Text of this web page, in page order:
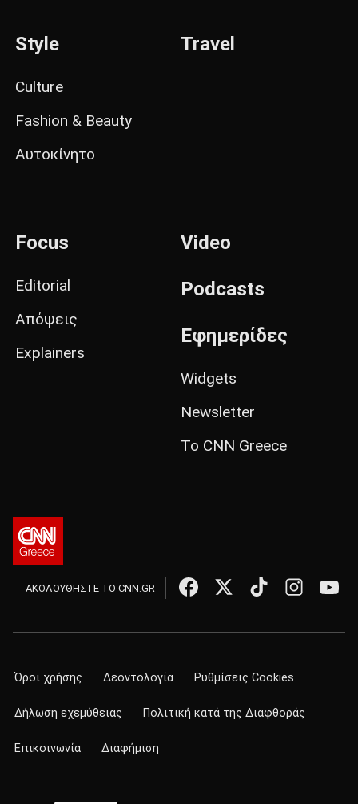
Style
Culture
Fashion & Beauty
Αυτοκίνητο
Travel
Focus
Editorial
Απόψεις
Explainers
Video
Podcasts
Εφημερίδες
Widgets
Newsletter
Το CNN Greece
ΑΚΟΛΟΥΘΗΣΤΕ ΤΟ CNN.GR
Όροι χρήσης Δεοντολογία Ρυθμίσεις Cookies
Δήλωση εχεμύθειας Πολιτική κατά της Διαφθοράς
Επικοινωνία Διαφήμιση